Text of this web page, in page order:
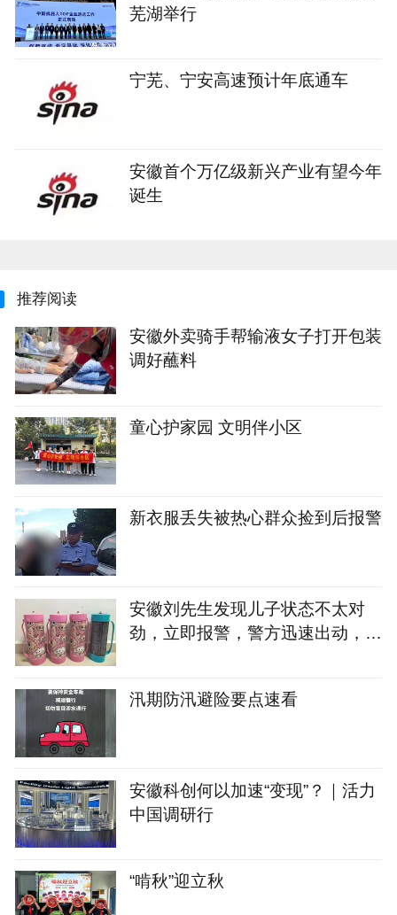
芜湖举行
宁芜、宁安高速预计年底通车
安徽首个万亿级新兴产业有望今年
诞生
推荐阅读
安徽外卖骑手帮输液女子打开包装
调好蘸料
童心护家园 文明伴小区
新衣服丢失被热心群众捡到后报警
安徽刘先生发现儿子状态不太对
劲，立即报警，警方迅速出动，犯
汛期防汛避险要点速看
安徽科创何以加速“变现”？｜活力
中国调研行
“啃秋”迎立秋